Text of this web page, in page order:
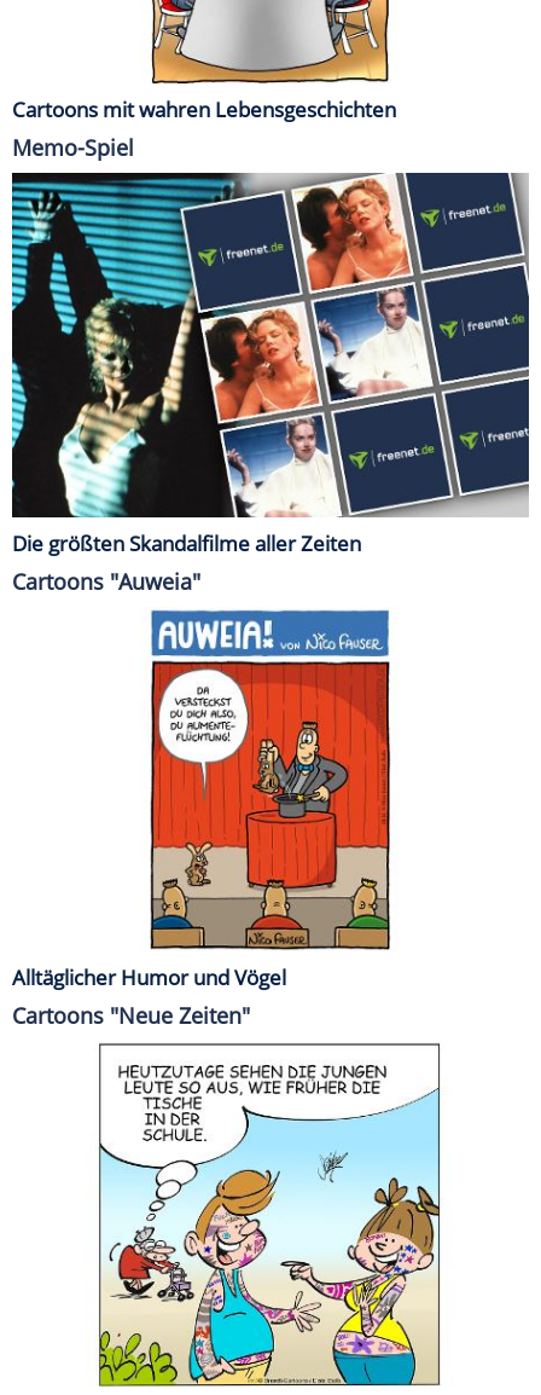
Cartoons mit wahren Lebensgeschichten
Memo-Spiel
Die größten Skandalfilme aller Zeiten
Cartoons "Auweia"
Alltäglicher Humor und Vögel
Cartoons "Neue Zeiten"